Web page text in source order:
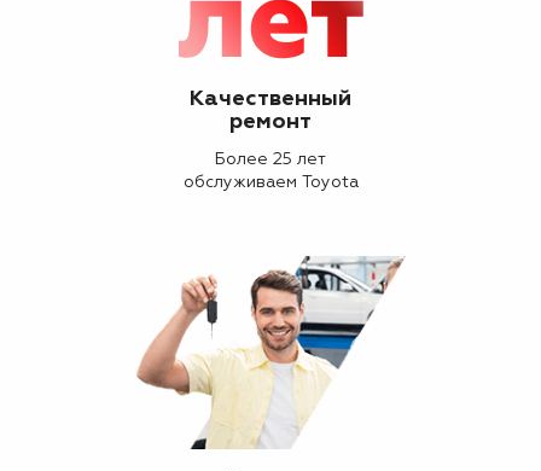
Качественный
ремонт
Более 25 лет
обслуживаем Toyota